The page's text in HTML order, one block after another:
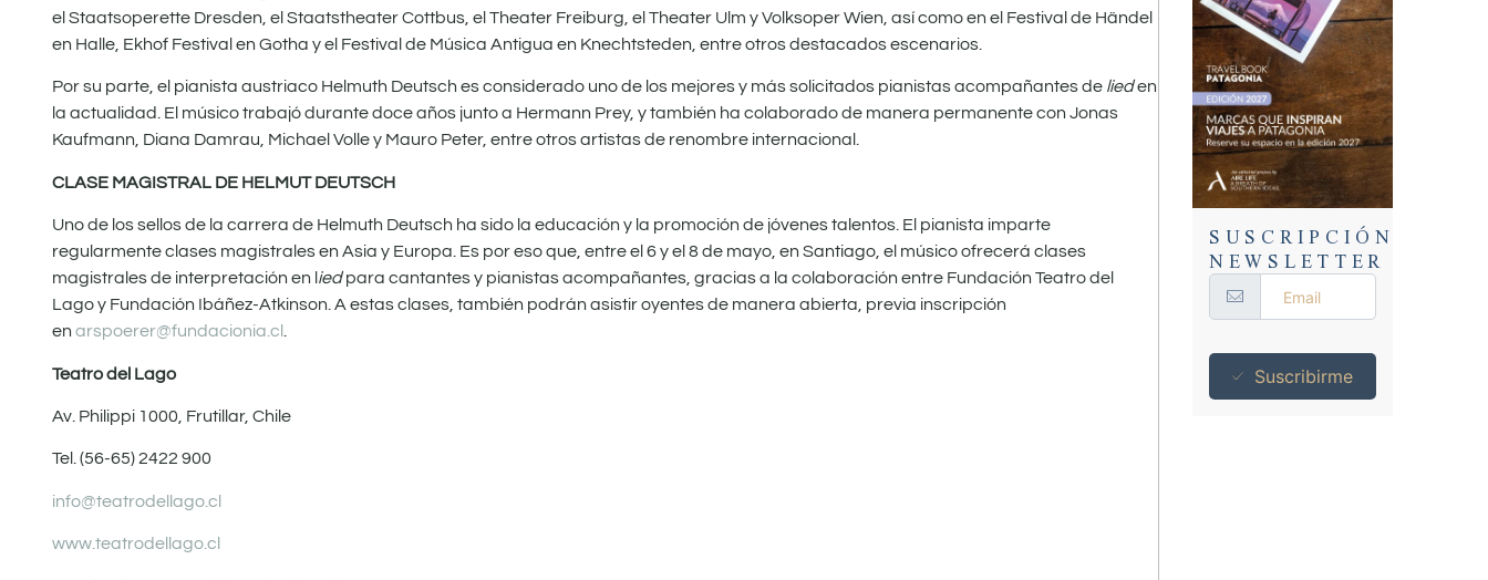
el Staatsoperette Dresden, el Staatstheater Cottbus, el Theater Freiburg, el Theater Ulm y Volksoper Wien, así como en el Festival de Händel
en Halle, Ekhof Festival en Gotha y el Festival de Música Antigua en Knechtsteden, entre otros destacados escenarios.
Por su parte, el pianista austriaco Helmuth Deutsch es considerado uno de los mejores y más solicitados pianistas acompañantes de lieden
la actualidad. El músico trabajó durante doce años junto a Hermann Prey, y también ha colaborado de manera permanente con Jonas
Kaufmann, Diana Damrau, Michael Volle y Mauro Peter, entre otros artistas de renombre internacional.
CLASE MAGISTRAL DE HELMUT DEUTSCH
Uno de los sellos de la carrera de Helmuth Deutsch ha sido la educación y la promoción de jóvenes talentos. El pianista imparte
regularmente clases magistrales en Asia y Europa. Es por eso que, entre el 6 y el 8 de mayo, en Santiago, el músico ofrecerá clases
magistrales de interpretación en l iedpara cantantes y pianistas acompañantes, gracias a la colaboración entre Fundación Teatro del
Lago y Fundación Ibáñez-Atkinson. A estas clases, también podrán asistir oyentes de manera abierta, previa inscripción
en arspoerer@fundacionia.cl .
Teatro del Lago
Av. Philippi 1000, Frutillar, Chile
Tel. (56-65) 2422 900
info@teatrodellago.cl
www.teatrodellago.cl
SUSCRIPCIÓN
NEWSLETTER
Suscribirme